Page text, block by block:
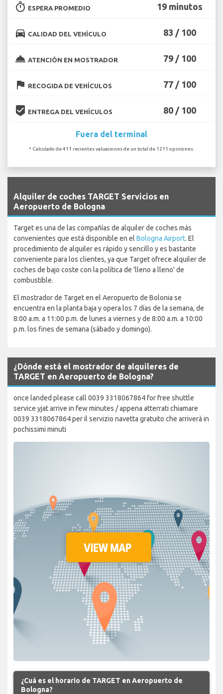
timer ESPERA PROMEDIO 19 minutos
directions_car CALIDAD DEL VEHÍCULO 83 / 100
room_service ATENCIÓN EN MOSTRADOR 79 / 100
flag RECOGIDA DE VEHÍCULOS 77 / 100
beenhere ENTREGA DEL VEHÍCULOS 80 / 100
Fuera del terminal
* Calculado de 411 recientes valuaciones de un total de 1211 opiniones.
Alquiler de coches TARGET Servicios en
Aeropuerto de Bologna
Target es una de las compañías de alquiler de coches más
convenientes que está disponible en el Bologna Airport. El
procedimiento de alquiler es rápido y sencillo y es bastante
conveniente para los clientes, ya que Target ofrece alquiler de
coches de bajo coste con la política de 'lleno a lleno' de
combustible.
El mostrador de Target en el Aeropuerto de Bolonia se
encuentra en la planta baja y opera los 7 días de la semana, de
8:00 a.m. a 11:00 p.m. de lunes a viernes y de 8:00 a.m. a 10:00
p.m. los fines de semana (sábado y domingo).
¿Dónde está el mostrador de alquileres de
TARGET en Aeropuerto de Bologna?
once landed please call 0039 3318067864 for free shuttle
service yjat arrive in few minutes / appena atterrati chiamare
0039 3318067864 per il servizio navetta gratuito che arriverà in
pochissimi minuti
¿Cuá es el horario de TARGET en Aeropuerto de
Bologna?